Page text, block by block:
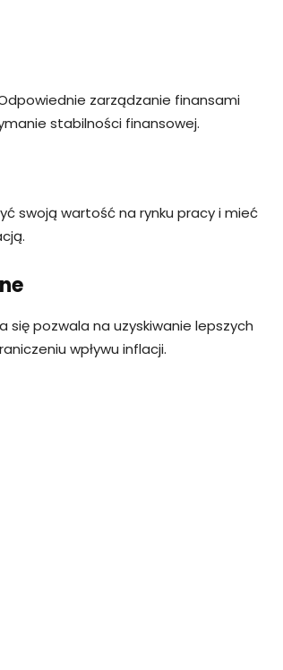
zarządzanie finansami
stabilności finansowej.
swoją wartość na rynku pracy i mieć
pozwala na uzyskiwanie lepszych
wpływu inflacji.